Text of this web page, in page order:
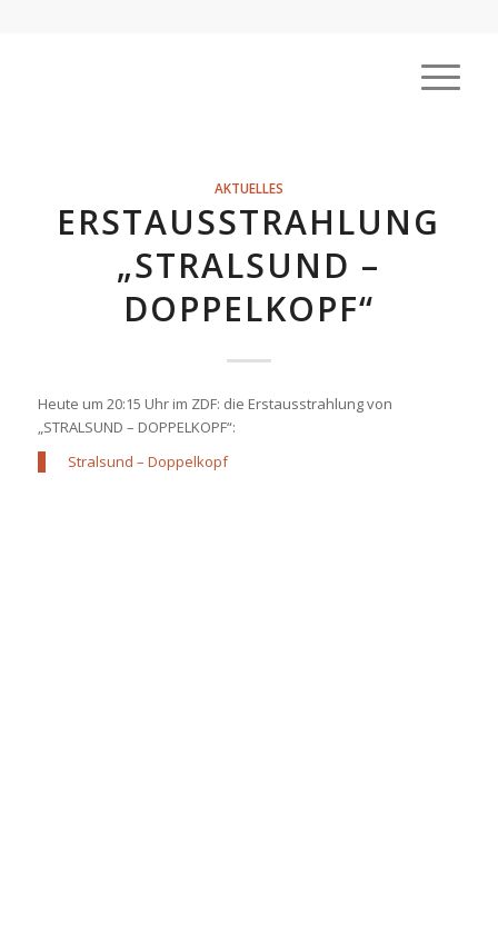
AKTUELLES
ERSTAUSSTRAHLUNG
„STRALSUND –
DOPPELKOPF“
Heute um 20:15 Uhr im ZDF: die Erstausstrahlung von
„STRALSUND – DOPPELKOPF“:
Stralsund – Doppelkopf